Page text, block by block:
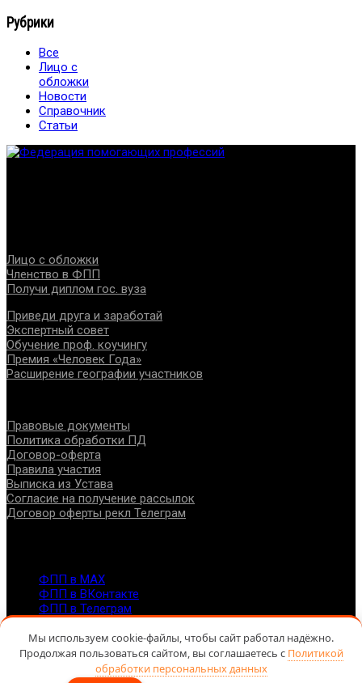
Рубрики
Все
Лицо с
обложки
Новости
Справочник
Статьи
Лицо с обложки
Членство в ФПП
Получи диплом гос. вуза
Приведи друга и заработай
Экспертный совет
Обучение проф. коучингу
Премия «Человек Года»
Расширение географии участников
Правовые документы
Политика обработки ПД
Договор-оферта
Правила участия
Выписка из Устава
Согласие на получение рассылок
Договор оферты рекл Телеграм
ФПП в МАХ
ФПП в ВКонтакте
ФПП в Телеграм
7-495-127-10-45
@ Федерация помогающих профессий, 2026
Мы используем cookie-файлы, чтобы сайт работал надёжно.
Продолжая пользоваться сайтом, вы соглашаетесь с Политикой
обработки персональных данных